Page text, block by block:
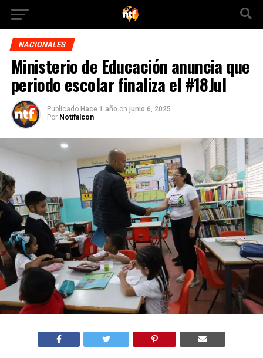
NACIONALES
Ministerio de Educación anuncia que
periodo escolar finaliza el #18Jul
Publicado Hace 1 año on junio 6, 2025
Por Notifalcon